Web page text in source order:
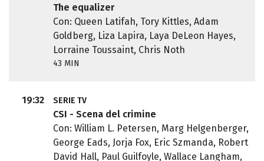
The equalizer
Con: Queen Latifah, Tory Kittles, Adam
Goldberg, Liza Lapira, Laya DeLeon Hayes,
Lorraine Toussaint, Chris Noth
43 MIN
19:32 SERIE TV
CSI - Scena del crimine
Con: William L. Petersen, Marg Helgenberger,
George Eads, Jorja Fox, Eric Szmanda, Robert
David Hall, Paul Guilfoyle, Wallace Langham,